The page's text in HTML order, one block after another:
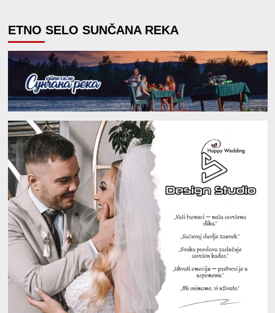
ETNO SELO SUNČANA REKA